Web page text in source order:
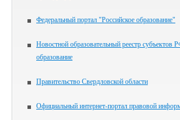
Федеральный портал "Российское образование"
Новостной образовательный реестр субъектов
образование
Правительство Свердловской области
Официальный интернет-портал правовой